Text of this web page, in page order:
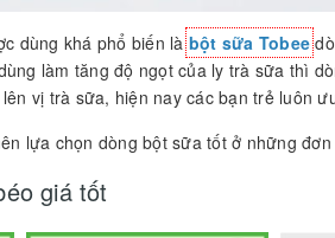
dùng khá phổ biến làbột sữa Tobee
làm tăng độ ngọt của ly trà sữa thì
vị trà sữa, hiện nay các bạn trẻ luôn
lựa chọn dòng bột sữa tốt ở những
giá tốt